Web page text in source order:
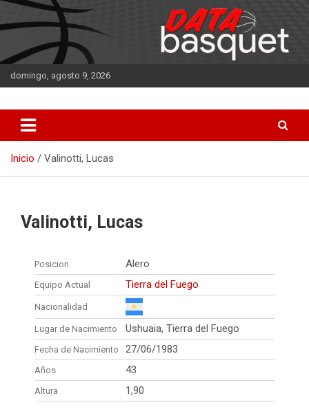
Saltar
al
contenido
domingo, agosto 9, 2026
DATA Basquet
Inicio Valinotti, Lucas
Valinotti, Lucas
Posicion Alero
Equipo Actual Tierra del Fuego
Nacionalidad
Lugar de Nacimiento Ushuaia, Tierra del Fuego
Fecha de Nacimiento 27/06/1983
Años 43
Altura 1,90